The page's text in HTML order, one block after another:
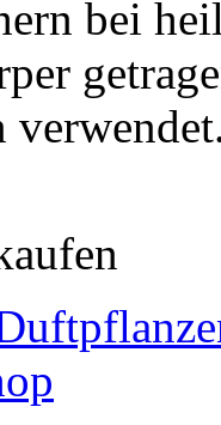
bei